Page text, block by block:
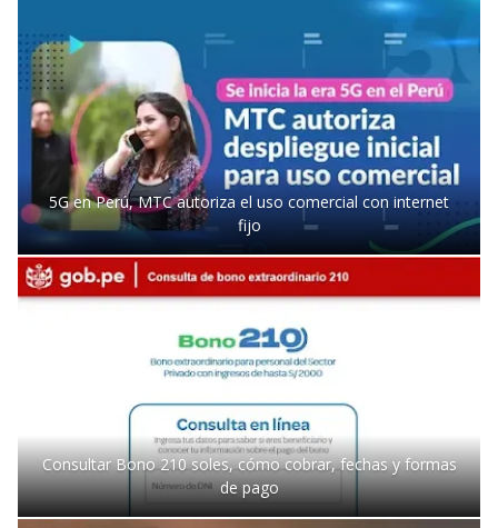
5G en Perú, MTC autoriza el uso comercial con internet
fijo
Consultar Bono 210 soles, cómo cobrar, fechas y formas
de pago